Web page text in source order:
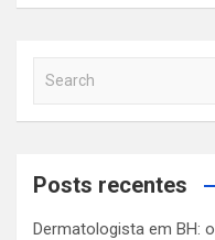
a
c
Posts recentes
Dermatologista em BH: